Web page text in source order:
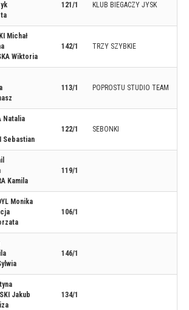
121/1 KLUB BIEGACZY JYSK
Michał
Wiktoria
142/1 TRZY SZYBKIE
113/1 POPROSTU STUDIO TEAM
Natalia
Sebastian
122/1 SEBONKI
Kamila
119/1
Monika
106/1
146/1
Jakub
134/1